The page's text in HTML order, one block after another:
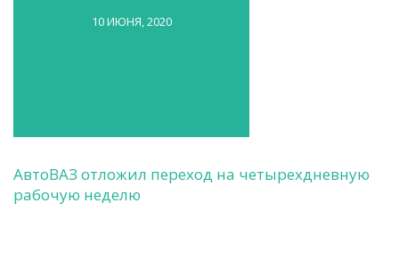
10 ИЮНЯ, 2020
АвтоВАЗ отложил переход на четырехдневную
рабочую неделю